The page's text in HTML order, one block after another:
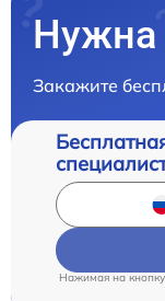
Нужна
Закажите
Нажимая на